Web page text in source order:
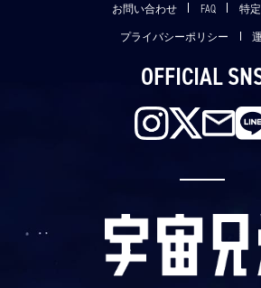
お問い合わせ FAQ 特
プライバシーポリシー
OFFICIAL